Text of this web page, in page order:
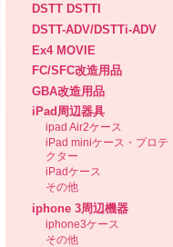
DSTT DSTTI
DSTT-ADV/DSTTi-ADV
Ex4 MOVIE
FC/SFC改造用品
GBA改造用品
iPad周辺器具
ipad Air2ケース
iPad miniケース・プロテ
クター
iPadケース
その他
iphone 3周辺機器
iphone3ケース
その他